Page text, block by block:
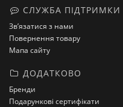
СЛУЖБА ПІДТРИМКИ
Зв’язатися з нами
Повернення товару
Мапа сайту
ДОДАТКОВО
Бренди
Подарункові сертифікати